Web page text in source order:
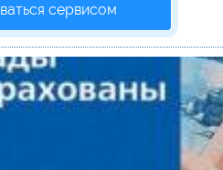
сервисом